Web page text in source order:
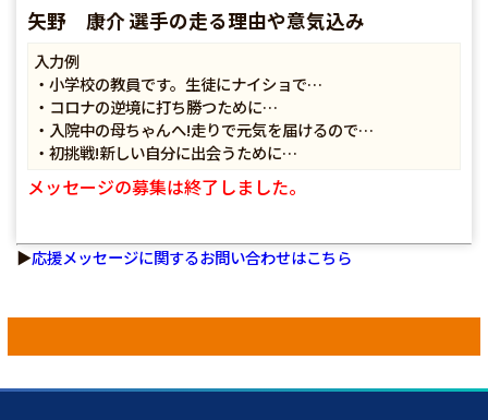
矢野 康介 選手の走る理由や意気込み
入力例
・小学校の教員です。生徒にナイショで…
・コロナの逆境に打ち勝つために…
・入院中の母ちゃんへ!走りで元気を届けるので…
・初挑戦!新しい自分に出会うために…
メッセージの募集は終了しました。
▶応援メッセージに関するお問い合わせはこちら